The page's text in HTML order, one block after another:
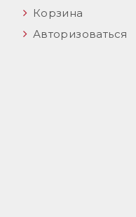
Корзина
Авторизоваться